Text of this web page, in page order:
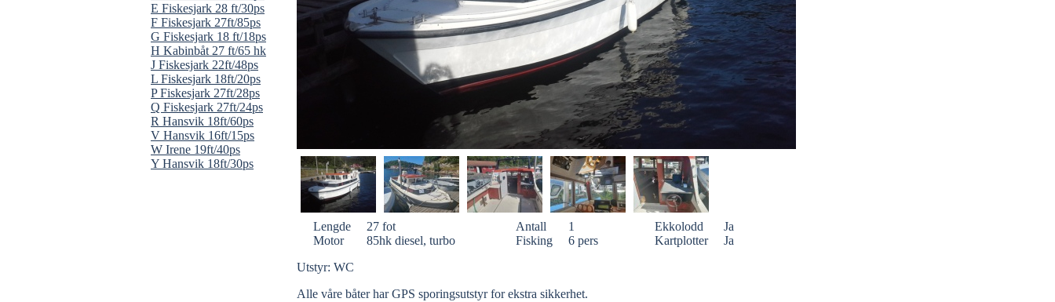
E Fiskesjark 28 ft/30ps
F Fiskesjark 27ft/85ps
G Fiskesjark 18 ft/18ps
H Kabinbåt 27 ft/65 hk
J Fiskesjark 22ft/48ps
L Fiskesjark 18ft/20ps
P Fiskesjark 27ft/28ps
Q Fiskesjark 27ft/24ps
R Hansvik 18ft/60ps
V Hansvik 16ft/15ps
W Irene 19ft/40ps
Y Hansvik 18ft/30ps
Lengde 27 fot Antall 1 Ekkolodd
Ja
Motor
85hk diesel, turbo Fisking 6 pers Kartplotter
Ja
Utstyr: WC
Alle våre båter har GPS sporingsutstyr for ekstra sikkerhet.